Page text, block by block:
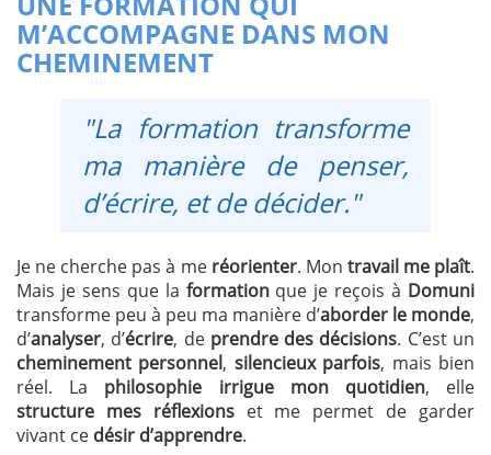
M’ACCOMPAGNE DANS MON
CHEMINEMENT
"La formation transforme
ma manière de penser,
d’écrire, et de décider."
Je ne cherche pas à me réorienter. Mon travail me plaît.
Mais je sens que la formationque je reçois à Domuni
transforme peu à peu ma manière d’aborder le monde,
d’analyser, d’écrire, de prendre des décisions. C’est un
cheminement personnel, silencieux parfois, mais bien
réel. La philosophie irrigue mon quotidien, elle
structure mes réflexionset me permet de garder
vivant ce désir d’apprendre.